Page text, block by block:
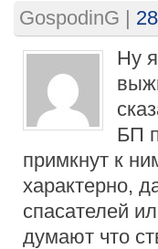
GospodinG |
Ну
БП
примкнут к
характерно,
спасателей
думают что